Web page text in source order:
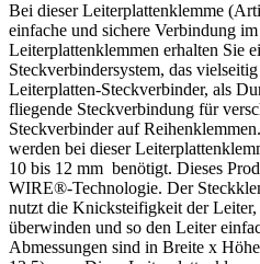
Bei dieser Leiterplattenklemme
einfache und sichere Verbindung
Leiterplattenklemmen erhalten Sie
Steckverbindersystem, das
Leiterplatten-Steckverbinder, als
fliegende Steckverbindung für
Steckverbinder auf
werden bei dieser
10 bis 12 mm benötigt. Dieses
WIRE®-Technologie. Der
nutzt die Knicksteifigkeit der
überwinden und so den Leiter
Abmessungen sind in Breite x